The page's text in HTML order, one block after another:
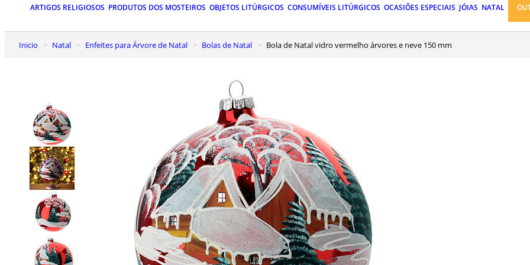
ARTIGOS RELIGIOSOS PRODUTOS DOS MOSTEIROS OBJETOS LITÚRGICOS CONSUMÍVEIS LITÚRGICOS OCASIÕES ESPECIAIS JÓIAS NATAL
Inicio Natal Enfeites para Árvore de Natal Bolas de Natal Bola de Natal vidro vermelho árvores e neve 150 mm